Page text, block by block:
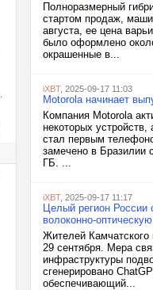
Полноразмерный
стартом продаж,
августа, ее цена
было оформлено
окрашенные в...
iXBT, 2025-09-17 11:03
Motorola начинает
Компания Motorola
некоторых
стал первым
замечено в Бразилии
ГБ. ...
iXBT, 2025-09-17 11:17
Целый регион России
волоконно-
Жителей Камчатского
29 сентября. Мера
инфраструктуры
сгенерировано
обеспечивающий...